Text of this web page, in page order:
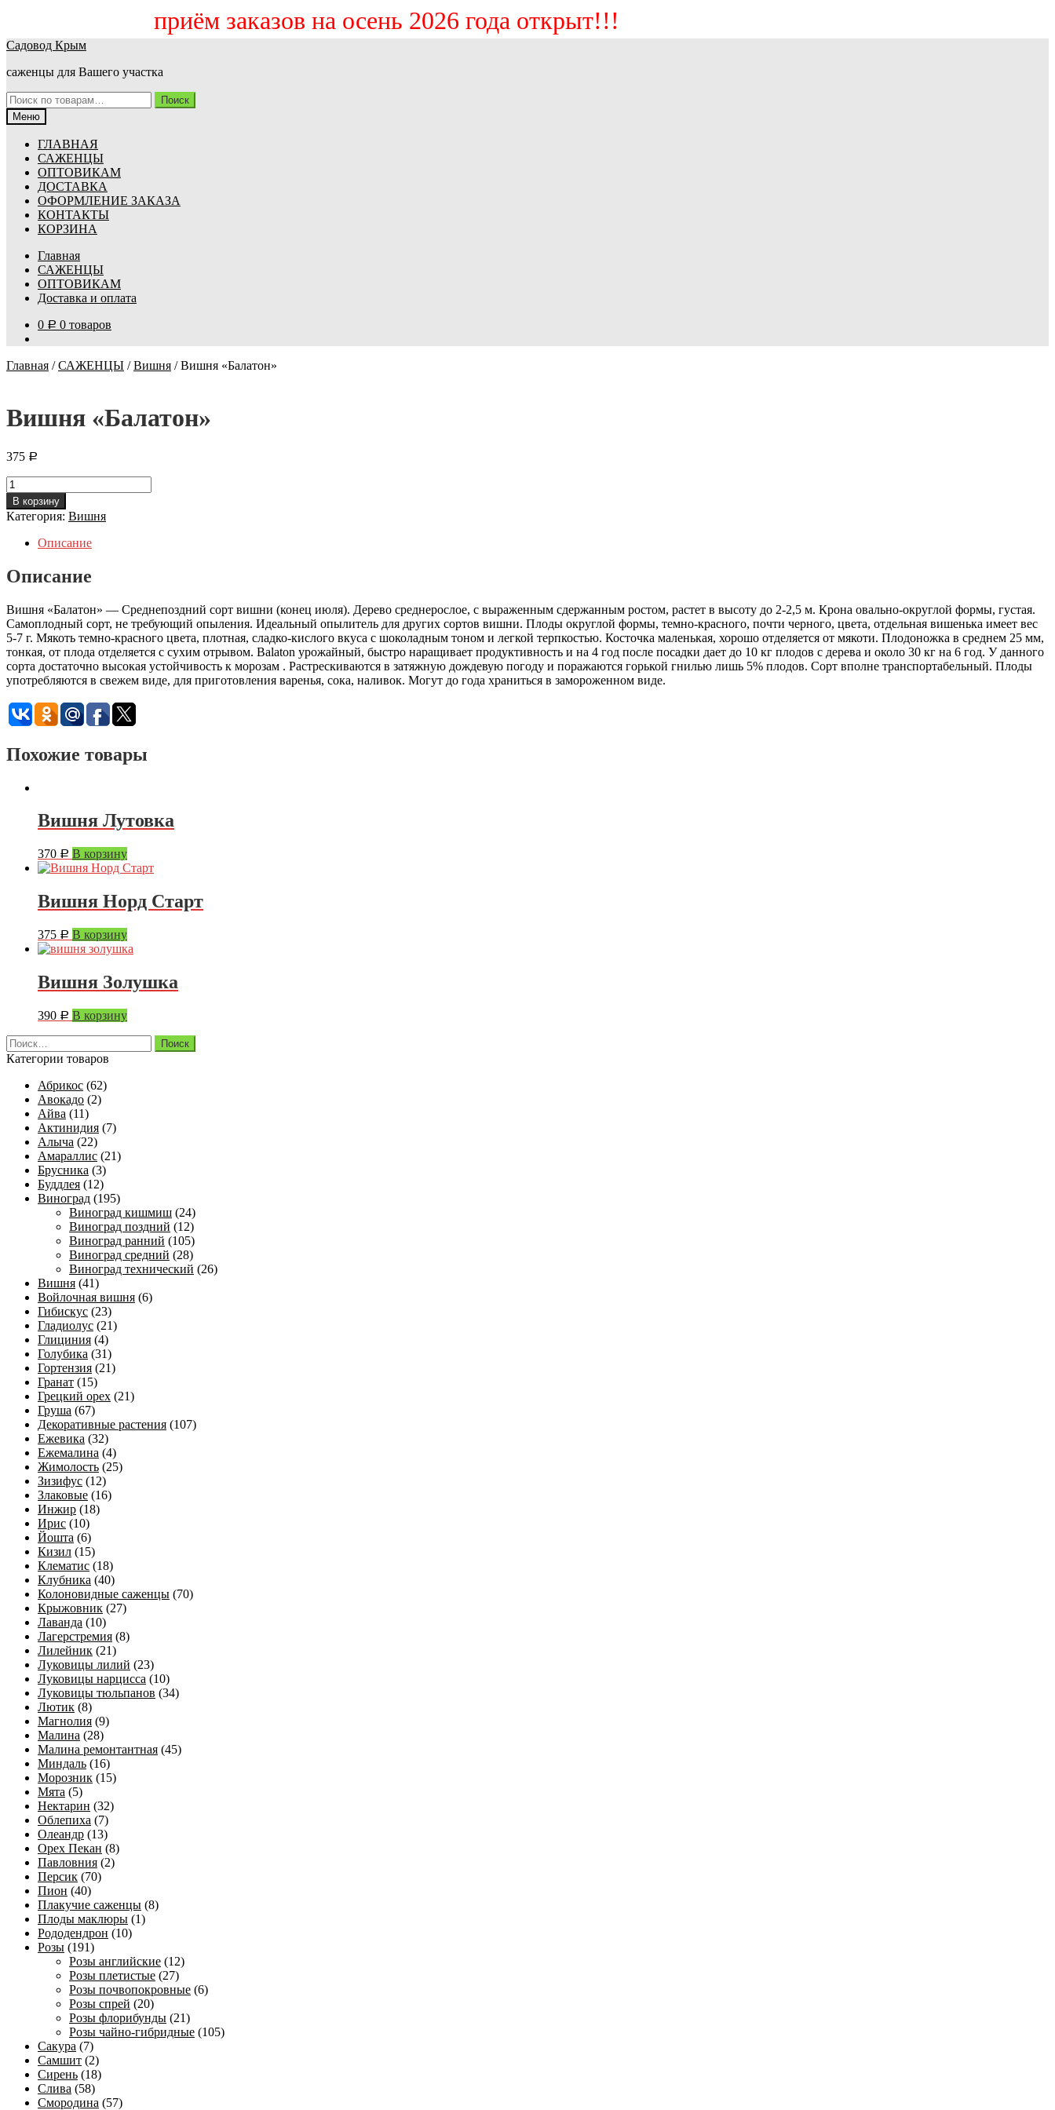
приём заказов на осень 2026 года открыт!!!
Перейти
навигации
Перейти
содержимому
Садовод Крым
саженцы для Вашего участка
Искать:
Поиск
Меню
ГЛАВНАЯ
САЖЕНЦЫ
ОПТОВИКАМ
ДОСТАВКА
ОФОРМЛЕНИЕ ЗАКАЗА
КОНТАКТЫ
КОРЗИНА
Главная
САЖЕНЦЫ
ОПТОВИКАМ
Доставка и оплата
0 Р 0 товаров
Главная /САЖЕНЦЫ /Вишня /Вишня «Балатон»
Вишня «Балатон»
375 Р
Количество
Вишня
"Балатон"
В корзину
Категория: Вишня
Описание
Описание
Вишня «Балатон» — Среднепоздний сорт вишни (конец июля). Дерево среднерослое, с выраженным сдержанным ростом, растет в высоту до 2-2,5 м. Крона овально-округлой формы, густая.
Самоплодный сорт, не требующий опыления. Идеальный опылитель для других сортов вишни. Плоды округлой формы, темно-красного, почти черного, цвета, отдельная вишенька имеет вес
5-7 г. Мякоть темно-красного цвета, плотная, сладко-кислого вкуса с шоколадным тоном и легкой терпкостью. Косточка маленькая, хорошо отделяется от мякоти. Плодоножка в среднем 25 мм,
тонкая, от плода отделяется с сухим отрывом. Balaton урожайный, быстро наращивает продуктивность и на 4 год после посадки дает до 10 кг плодов с дерева и около 30 кг на 6 год. У данного
сорта достаточно высокая устойчивость к морозам . Растрескиваются в затяжную дождевую погоду и поражаются горькой гнилью лишь 5% плодов. Сорт вполне транспортабельный. Плоды
употребляются в свежем виде, для приготовления варенья, сока, наливок. Могут до года храниться в замороженном виде.
Похожие товары
Вишня Лутовка
370 Р В корзину
Вишня Норд Старт
375 Р В корзину
Вишня Золушка
390 Р В корзину
Найти:
Категории товаров
Абрикос (62)
Авокадо (2)
Айва (11)
Актинидия (7)
Алыча (22)
Амараллис (21)
Брусника (3)
Буддлея (12)
Виноград (195)
Виноград кишмиш (24)
Виноград поздний (12)
Виноград ранний (105)
Виноград средний (28)
Виноград технический (26)
Вишня (41)
Войлочная вишня (6)
Гибискус (23)
Гладиолус (21)
Глициния (4)
Голубика (31)
Гортензия (21)
Гранат (15)
Грецкий орех (21)
Груша (67)
Декоративные растения (107)
Ежевика (32)
Ежемалина (4)
Жимолость (25)
Зизифус (12)
Злаковые (16)
Инжир (18)
Ирис (10)
Йошта (6)
Кизил (15)
Клематис (18)
Клубника (40)
Колоновидные саженцы (70)
Крыжовник (27)
Лаванда (10)
Лагерстремия (8)
Лилейник (21)
Луковицы лилий (23)
Луковицы нарцисса (10)
Луковицы тюльпанов (34)
Лютик (8)
Магнолия (9)
Малина (28)
Малина ремонтантная (45)
Миндаль (16)
Морозник (15)
Мята (5)
Нектарин (32)
Облепиха (7)
Олеандр (13)
Орех Пекан (8)
Павловния (2)
Персик (70)
Пион (40)
Плакучие саженцы (8)
Плоды маклюры (1)
Рододендрон (10)
Розы (191)
Розы английские (12)
Розы плетистые (27)
Розы почвопокровные (6)
Розы спрей (20)
Розы флорибунды (21)
Розы чайно-гибридные (105)
Сакура (7)
Самшит (2)
Сирень (18)
Слива (58)
Смородина (57)